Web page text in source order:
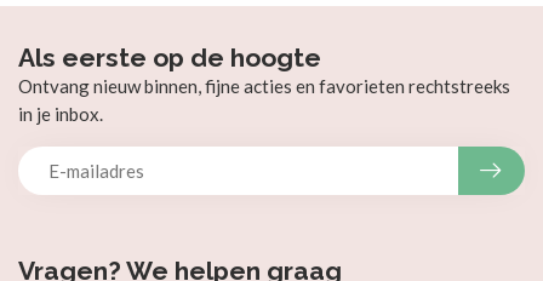
Vragen? We helpen graag
Als eerste op de hoogte
Ontvang nieuw binnen, fijne acties en favorieten rechtstreeks
in je inbox.